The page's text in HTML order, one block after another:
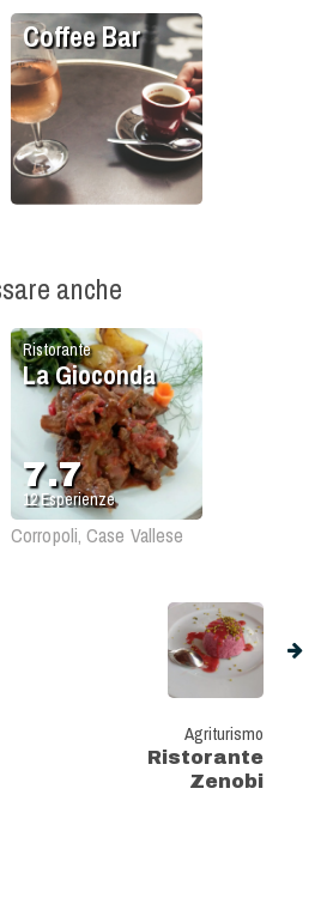
Coffee Bar
anche
Ristorante
La Gioconda
7.7
12Esperienze
Corropoli, Case Vallese
Agriturismo
Ristorante
Zenobi